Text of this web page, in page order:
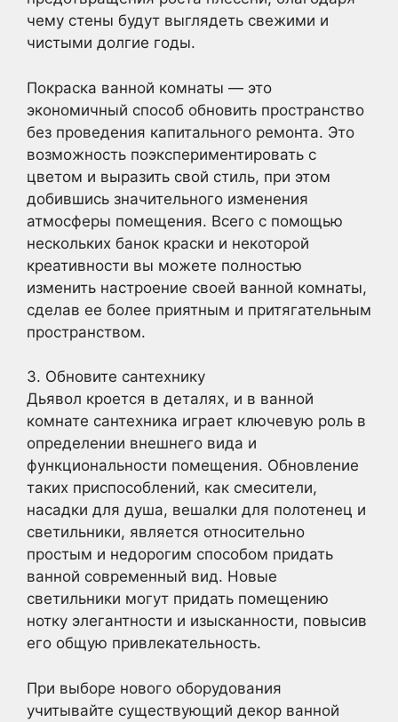
чему стены будут выглядеть свежими и
чистыми долгие годы.
Покраска ванной комнаты — это
экономичный способ обновить пространство
без проведения капитального ремонта. Это
возможность поэкспериментировать с
цветом и выразить свой стиль, при этом
добившись значительного изменения
атмосферы помещения. Всего с помощью
нескольких банок краски и некоторой
креативности вы можете полностью
изменить настроение своей ванной комнаты,
сделав ее более приятным и притягательным
пространством.
3. Обновите сантехнику
Дьявол кроется в деталях, и в ванной
комнате сантехника играет ключевую роль в
определении внешнего вида и
функциональности помещения. Обновление
таких приспособлений, как смесители,
насадки для душа, вешалки для полотенец и
светильники, является относительно
простым и недорогим способом придать
ванной современный вид. Новые
светильники могут придать помещению
нотку элегантности и изысканности, повысив
его общую привлекательность.
При выборе нового оборудования
учитывайте существующий декор ванной